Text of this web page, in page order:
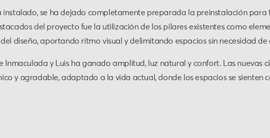
instalado, se ha dejado completamente preparada la preinstalación para
del proyecto fue la utilización de los pilares existentes como
diseño, aportando ritmo visual y delimitando espacios sin necesidad de
Inmaculada y Luis ha ganado amplitud, luz natural y confort. Las nuevas
y agradable, adaptado a la vida actual, donde los espacios se sienten